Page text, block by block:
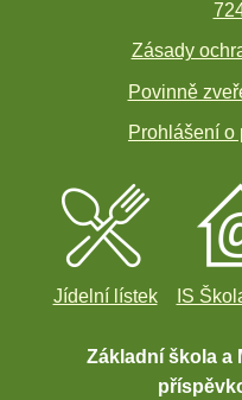
Zásady
Povinně
Prohlášení o
Jídelní lístek IS
Základní škola a